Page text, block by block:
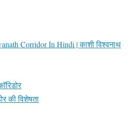
Corridor In Hindi | काशी विश्वनाथ
की विशेषता